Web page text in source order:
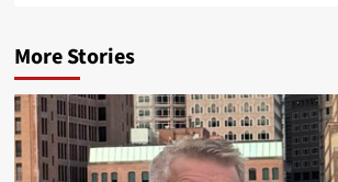
More Stories